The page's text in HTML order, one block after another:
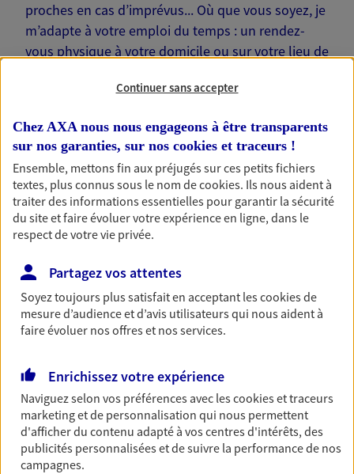
proches en cas d’imprévus... Où que vous soyez, je
m’adapte à votre emploi du temps : un rendez-
vous physique à votre domicile ou sur votre lieu de
Nos offres phares
Épargne
Réalisez vos projets grâce à votre épargne : achat
immobilier, études des enfants ou voyage autour
du monde… Épargnez à votre rythme et
simplement, selon votre profil.
Préparez sereinement ce nouveau chapitre de
votre vie avec les conseils d'un expert. Découvrez
notre solution PER (Plan Epargne Retraite)
spécialement conçue pour la retraite.
Continuer sans accepter
Chez AXA nous nous engageons à être transparents
sur nos garanties, sur nos cookies et traceurs !
Ensemble, mettons fin aux préjugés sur ces petits fichiers
textes, plus connus sous le nom decookies. Ils nous aident à
traiter des informations essentielles pour garantir la sécurité
du site et faire évoluer votre expérience en ligne, dans le
respect de votre vie privée.
Partagez vos attentes
Soyez toujours plus satisfait en acceptant lescookiesde
mesure d’audience et d’avis utilisateurs qui nous aident à
faire évoluer nos offres et nos services.
Enrichissez votre expérience
Naviguez selon vos préférences avec lescookies et traceurs
marketing et de personnalisation qui nous permettent
d'afficher du contenu adapté à vos centres d'intérêts, des
publicités personnalisées et de suivre la performance de nos
campagnes.